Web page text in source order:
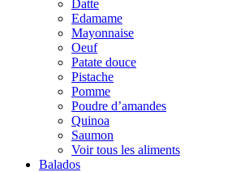
Datte
Edamame
Mayonnaise
Oeuf
Patate douce
Pistache
Pomme
Poudre d’amandes
Quinoa
Saumon
Voir tous les aliments
Balados